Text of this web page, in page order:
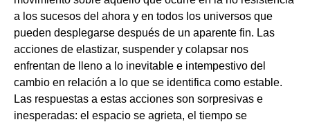
a los sucesos del ahora y en todos los universos que
pueden desplegarse después de un aparente fin. Las
acciones de elastizar, suspender y colapsar nos
enfrentan de lleno a lo inevitable e intempestivo del
cambio en relación a lo que se identifica como estable.
Las respuestas a estas acciones son sorpresivas e
inesperadas: el espacio se agrieta, el tiempo se